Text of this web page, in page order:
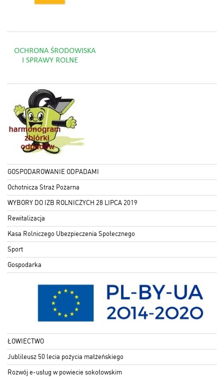
GOSPODAROWANIE ODPADAMI
Ochotnicza Straż Pożarna
WYBORY DO IZB ROLNICZYCH 28 LIPCA 2019
Rewitalizacja
Kasa Rolniczego Ubezpieczenia Społecznego
Sport
Gospodarka
ŁOWIECTWO
Jublileusz 50 lecia pożycia małżeńskiego
Rozwój e-usług w powiecie sokołowskim